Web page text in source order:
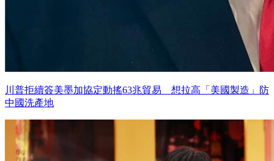
川普拒續簽美墨加協定動搖63兆貿易 想拉高「美國製造」防
中國洗產地